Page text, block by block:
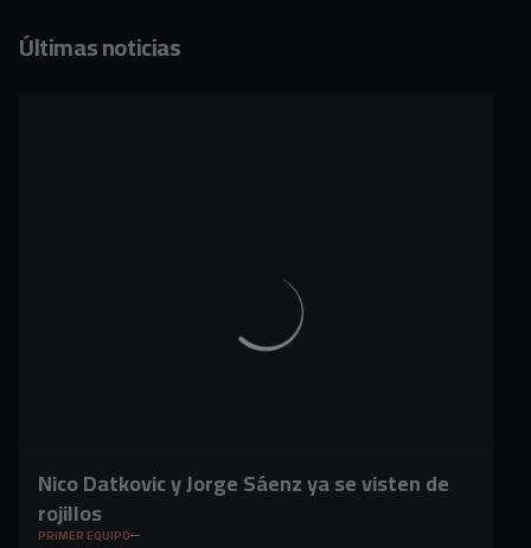
Últimas noticias
Nico Datkovic y Jorge Sáenz ya se visten de
rojillos
PRIMER EQUIPO